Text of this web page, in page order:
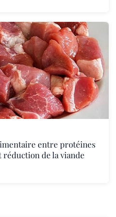
entre protéines
de la viande